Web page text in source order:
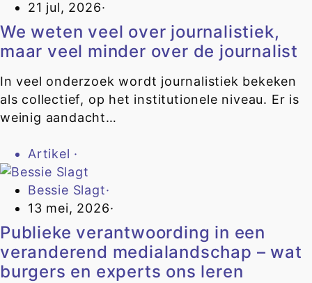
21 jul, 2026·
We weten veel over journalistiek,
maar veel minder over de journalist
In veel onderzoek wordt journalistiek bekeken
als collectief, op het institutionele niveau. Er is
weinig aandacht…
Artikel ·
Bessie Slagt·
13 mei, 2026·
Publieke verantwoording in een
veranderend medialandschap – wat
burgers en experts ons leren